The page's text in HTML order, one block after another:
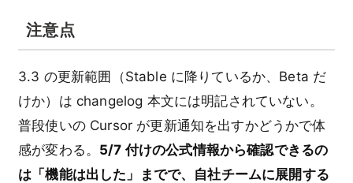
注意点
3.3 の更新範囲（Stable に降りているか、Beta だ
けか）は changelog 本文には明記されていない。
普段使いの Cursor が更新通知を出すかどうかで体
感が変わる。 5/7 付けの公式情報から確認できるの
は「機能は出した」までで、自社チームに展開する